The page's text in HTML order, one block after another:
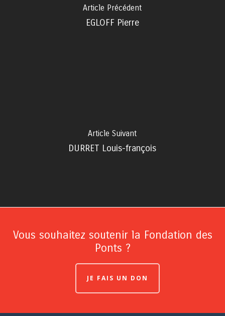
Article Précédent
EGLOFF Pierre
Article Suivant
DURRET Louis-françois
Vous souhaitez soutenir la Fondation des
Ponts ?
JE FAIS UN DON